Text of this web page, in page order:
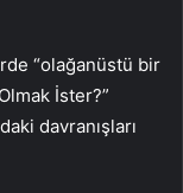
“olağanüstü bir
İster?”
davranışları